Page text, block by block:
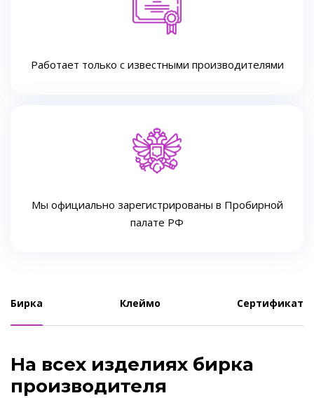
Работает только с известными производителями
Мы официально зарегистрированы в Пробирной
палате РФ
Бирка Клеймо Сертификат
На всех изделиях бирка
производителя